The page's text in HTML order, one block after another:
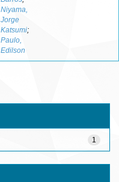
Niyama,
Jorge
Katsumi;
Paulo,
Edilson
1